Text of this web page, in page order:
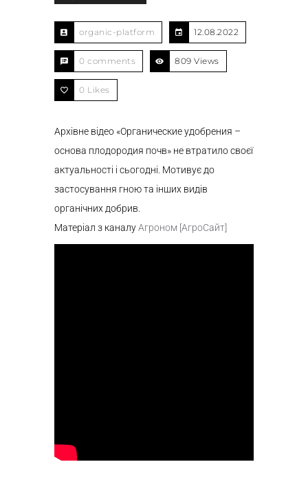
organic-platform 12.08.2022
0 comments 809 Views
0 Likes
Архівне відео «Органические удобрения –
основа плодородия почв» не втратило своєї
актуальності і сьогодні. Мотивує до
застосування гною та інших видів
органічних добрив.
Матеріал з каналуАгроном [АгроСайт]